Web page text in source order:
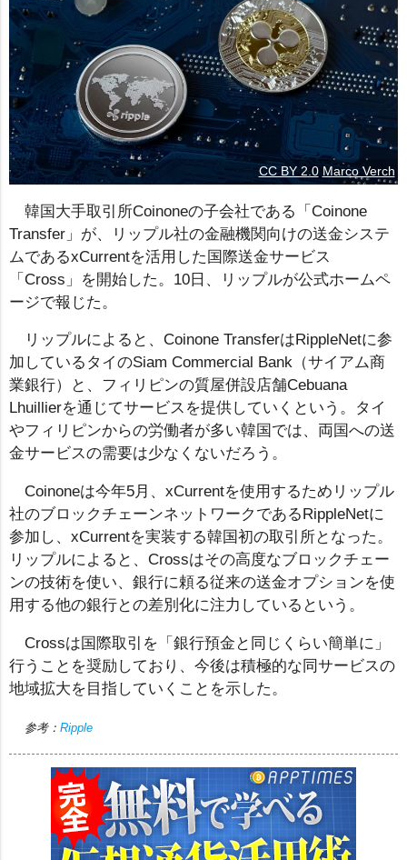
CC BY 2.0 Marco Verch
韓国大手取引所Coinoneの子会社である「Coinone
Transfer」が、リップル社の金融機関向けの送金システ
ムであるxCurrentを活用した国際送金サービス
「Cross」を開始した。10日、リップルが公式ホームペ
ージで報じた。
リップルによると、Coinone TransferはRippleNetに参
加しているタイのSiam Commercial Bank（サイアム商
業銀行）と、フィリピンの質屋併設店舗Cebuana
Lhuillierを通じてサービスを提供していくという。タイ
やフィリピンからの労働者が多い韓国では、両国への送
金サービスの需要は少なくないだろう。
Coinoneは今年5月、xCurrentを使用するためリップル
社のブロックチェーンネットワークであるRippleNetに
参加し、xCurrentを実装する韓国初の取引所となった。
リップルによると、Crossはその高度なブロックチェー
ンの技術を使い、銀行に頼る従来の送金オプションを使
用する他の銀行との差別化に注力しているという。
Crossは国際取引を「銀行預金と同じくらい簡単に」
行うことを奨励しており、今後は積極的な同サービスの
地域拡大を目指していくことを示した。
参考： Ripple